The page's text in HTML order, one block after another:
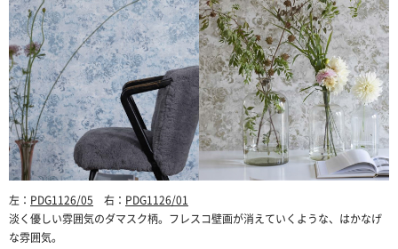
左： PDG1126/05 右： PDG1126/01
淡く優しい雰囲気のダマスク柄。フレスコ壁画が消えていくような、はかなげ
な雰囲気。